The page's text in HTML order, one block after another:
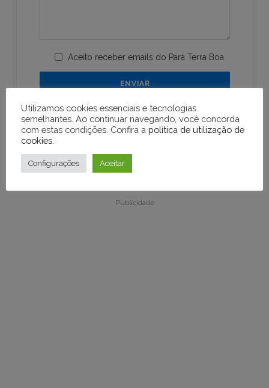
Aceito receber emails do Pará Terra Boa
Publicidade
Publicidade
Utilizamos cookies essenciais e tecnologias
semelhantes. Ao continuar navegando, você concorda
com estas condições. Confira a política de utilização de
cookies
Configurações Aceitar